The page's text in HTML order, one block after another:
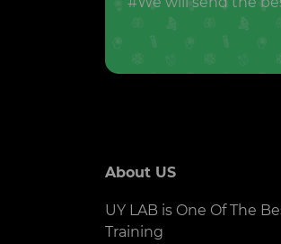
About US
UY LAB is One Of The
Training